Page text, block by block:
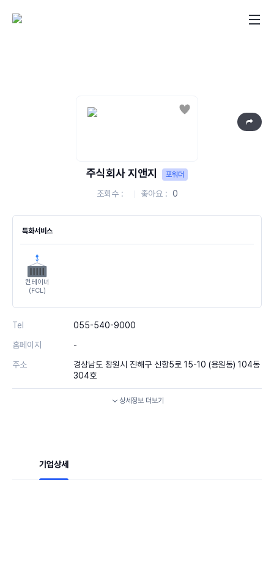
좋아요
주식회사 지앤지 포워더
조회수 좋아요 0
특화서비스
컨테이너
(FCL)
Tel
055-540-9000
홈페이지
-
주소
경상남도 창원시 진해구 신항5로 15-10 (용원동) 104동
304호
상세정보 더보기
기업상세